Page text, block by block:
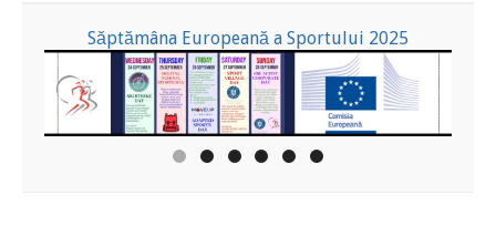
Săptămâna Europeană a Sportului 2025